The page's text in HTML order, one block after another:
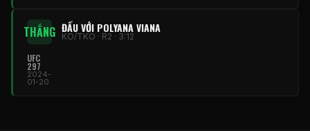
THẮNG ĐẤU VỚI POLYANA VIANA
KO/TKO · R2 · 3:12
UFC
297
2024-
01-20